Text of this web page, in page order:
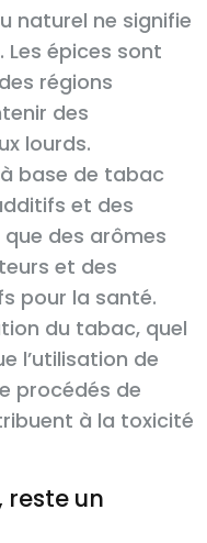
naturel ne signifie
épices sont
régions
des
lourds.
base de tabac
et des
des arômes
et des
pour la santé.
du tabac, quel
l’utilisation de
procédés de
à la toxicité
reste un